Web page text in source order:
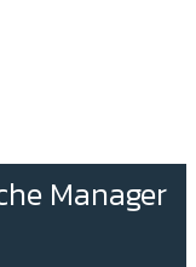
Manager